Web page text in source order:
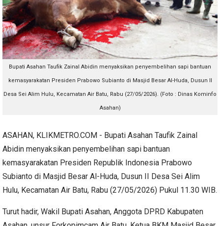
Bupati Asahan Taufik Zainal Abidin menyaksikan penyembelihan sapi bantuan
kemasyarakatan Presiden Prabowo Subianto di Masjid Besar Al-Huda, Dusun II
Desa Sei Alim Hulu, Kecamatan Air Batu, Rabu (27/05/2026). (Foto : Dinas Kominfo
Asahan)
ASAHAN, KLIKMETRO.COM - Bupati Asahan Taufik Zainal
Abidin menyaksikan penyembelihan sapi bantuan
kemasyarakatan Presiden Republik Indonesia Prabowo
Subianto di Masjid Besar Al-Huda, Dusun II Desa Sei Alim
Hulu, Kecamatan Air Batu, Rabu (27/05/2026) Pukul 11.30 WIB.
Turut hadir, Wakil Bupati Asahan, Anggota DPRD Kabupaten